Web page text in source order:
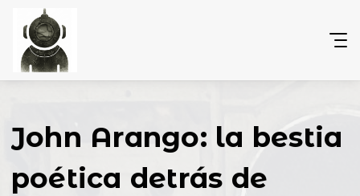
John Arango: la bestia
poética detrás de